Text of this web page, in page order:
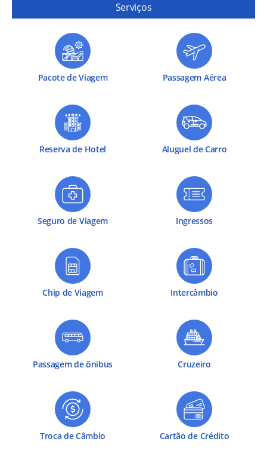
Serviços
Pacote de Viagem Passagem Aérea
Reserva de Hotel Aluguel de Carro
Seguro de Viagem Ingressos
Chip de Viagem Intercâmbio
Passagem de ônibus Cruzeiro
Troca de Câmbio Cartão de Crédito